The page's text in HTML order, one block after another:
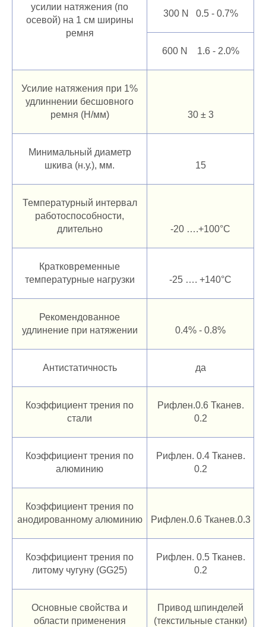
усилии натяжения (по
осевой) на 1 см ширины
ремня
300 N 0.5 - 0.7%
600 N 1.6 - 2.0%
Усилие натяжения при 1%
удлиннении бесшовного
ремня (Н/мм)
30 ± 3
Минимальный диаметр
шкива (н.у.), мм.
15
Температурный интервал
работоспособности,
длительно
-20 ….+100°C
Кратковременные
температурные нагрузки
-25 …. +140°C
Рекомендованное
удлинение при натяжении
0.4% - 0.8%
Антистатичность да
Коэффициент трения по
стали
Рифлен.0.6 Тканев.
0.2
Коэффициент трения по
алюминию
Рифлен. 0.4 Тканев.
0.2
Коэффициент трения по
анодированному алюминию
Рифлен.0.6 Тканев.0.3
Коэффициент трения по
литому чугуну (GG25)
Рифлен. 0.5 Тканев.
0.2
Основные свойства и
области применения
Привод шпинделей
(текстильные станки)